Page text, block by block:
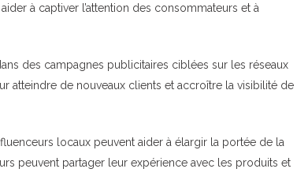
à captiver l’attention des consommateurs et à
des campagnes publicitaires ciblées sur les réseaux
atteindre de nouveaux clients et accroître la visibilité de
locaux peuvent aider à élargir la portée de la
peuvent partager leur expérience avec les produits et